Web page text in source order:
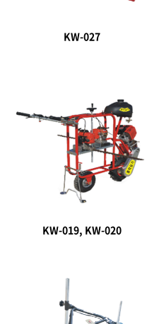
KW-027
KW-019, KW-020